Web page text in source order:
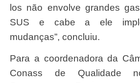
los não envolve grandes
SUS e cabe a ele
mudanças”, concluiu.
Para a coordenadora da Câmara Técnica do
Conass de Qualidade